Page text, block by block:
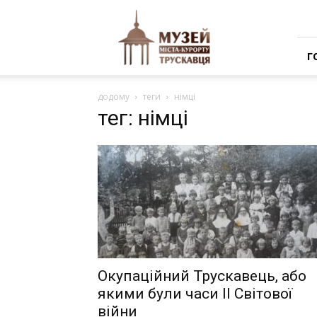
курорту
додому теги німці
тег: німці
Окупаційний Трускавець, або
якими були часи ІІ Світової
війни